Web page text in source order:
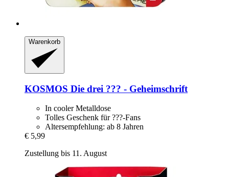
Warenkorb
KOSMOS Die drei ??? -​ Geheimschrift
In cooler Metalldose
Tolles Geschenk für ???-Fans
Altersempfehlung: ab 8 Jahren
€ 5,99
Zustellung bis 11. August